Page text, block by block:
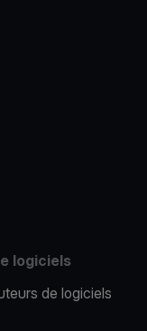
logiciels
de logiciels